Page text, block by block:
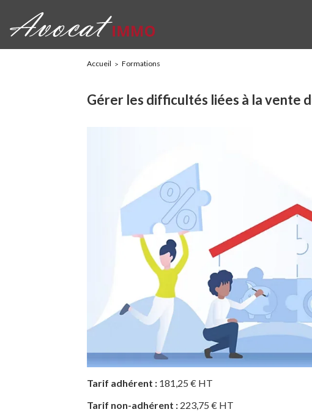
Accueil Formations
Gérer les difficultés liées à la vente
Tarif adhérent : 181,25 € HT
Tarif non-adhérent : 223,75 € HT